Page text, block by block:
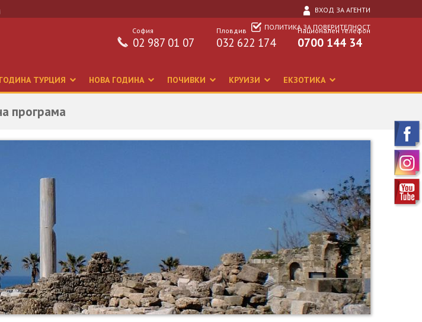
ВХОД ЗА АГЕНТИ
ПОЛИТИКА ЗА ПОВЕРИТЕЛНОСТ
Национален телефон
0700 144 34
Пловдив
032 622 174
София
02 987 01 07
ТУРЦИЯ НОВА ГОДИНА ПОЧИВКИ КРУИЗИ ЕКЗОТИКА
програма